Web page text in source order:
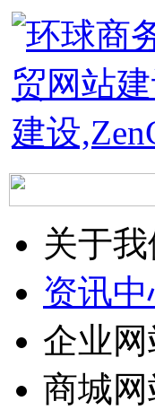
关于我
资讯
企业
商城网